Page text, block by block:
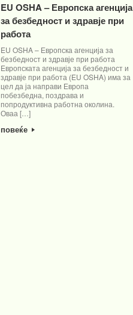
EU OSHA – Европска агенција
за безбедност и здравје при
работа
EU OSHA – Европска агенција за
безбедност и здравје при работа
Eвропската агенција за безбедност и
здравје при работа (EU OSHA) има за
цел да ја направи Европа
побезбедна, поздрава и
попродуктивна работна околина.
Оваа […]
повеќе